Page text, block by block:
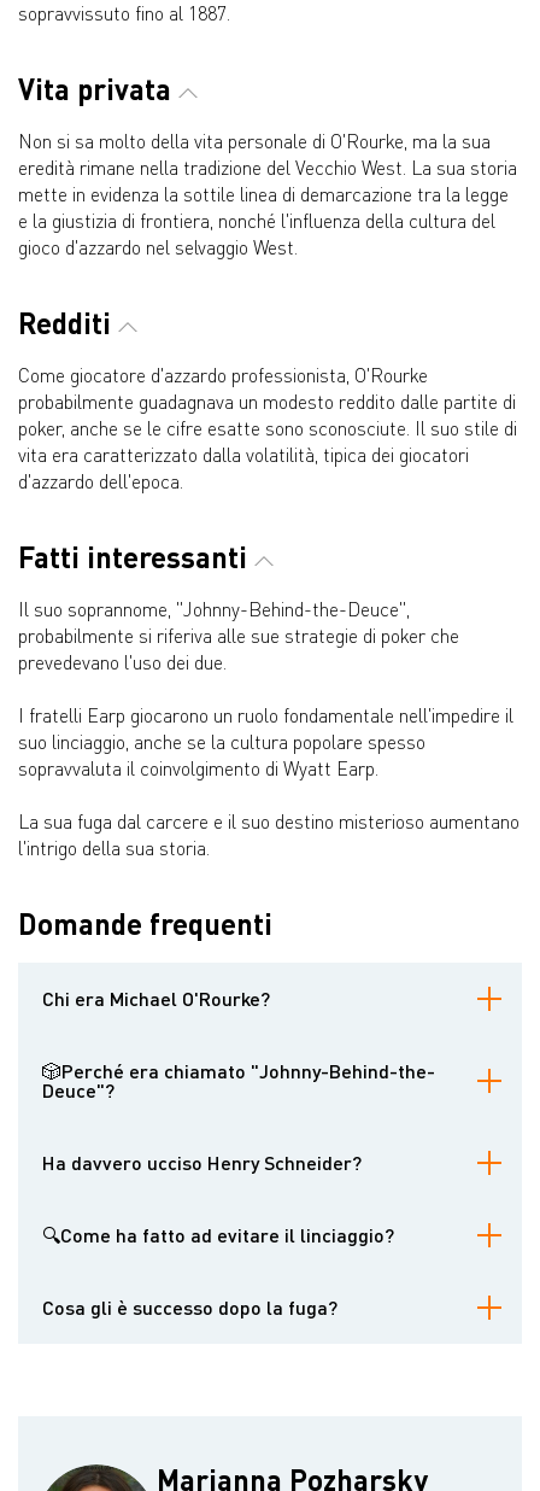
sopravvissuto fino al 1887.
Vita privata
Non si sa molto della vita personale di O'Rourke, ma la sua
eredità rimane nella tradizione del Vecchio West. La sua storia
mette in evidenza la sottile linea di demarcazione tra la legge
e la giustizia di frontiera, nonché l'influenza della cultura del
gioco d'azzardo nel selvaggio West.
Redditi
Come giocatore d'azzardo professionista, O'Rourke
probabilmente guadagnava un modesto reddito dalle partite di
poker, anche se le cifre esatte sono sconosciute. Il suo stile di
vita era caratterizzato dalla volatilità, tipica dei giocatori
d'azzardo dell'epoca.
Fatti interessanti
Il suo soprannome, "Johnny-Behind-the-Deuce",
probabilmente si riferiva alle sue strategie di poker che
prevedevano l'uso dei due.
I fratelli Earp giocarono un ruolo fondamentale nell'impedire il
suo linciaggio, anche se la cultura popolare spesso
sopravvaluta il coinvolgimento di Wyatt Earp.
La sua fuga dal carcere e il suo destino misterioso aumentano
l'intrigo della sua storia.
Domande frequenti
Chi era Michael O'Rourke?
Territorio dell'Arizona, noto per aver ucciso Henry Schneider ed
essere sfuggito per poco al linciaggio con l'aiuto di uomini di
🎲Perché era chiamato "Johnny-Behind-the-
Deuce"?
forse in riferimento alle sue strategie di scommessa con i due.
Ha davvero ucciso Henry Schneider?
difesa, anche se le testimonianze differiscono sulle circostanze
esatte.
🔍Come ha fatto ad evitare il linciaggio?
proteggerlo da una folla, scortandolo al sicuro a Tucson.
Cosa gli è successo dopo la fuga?
Marianna Pozharsky